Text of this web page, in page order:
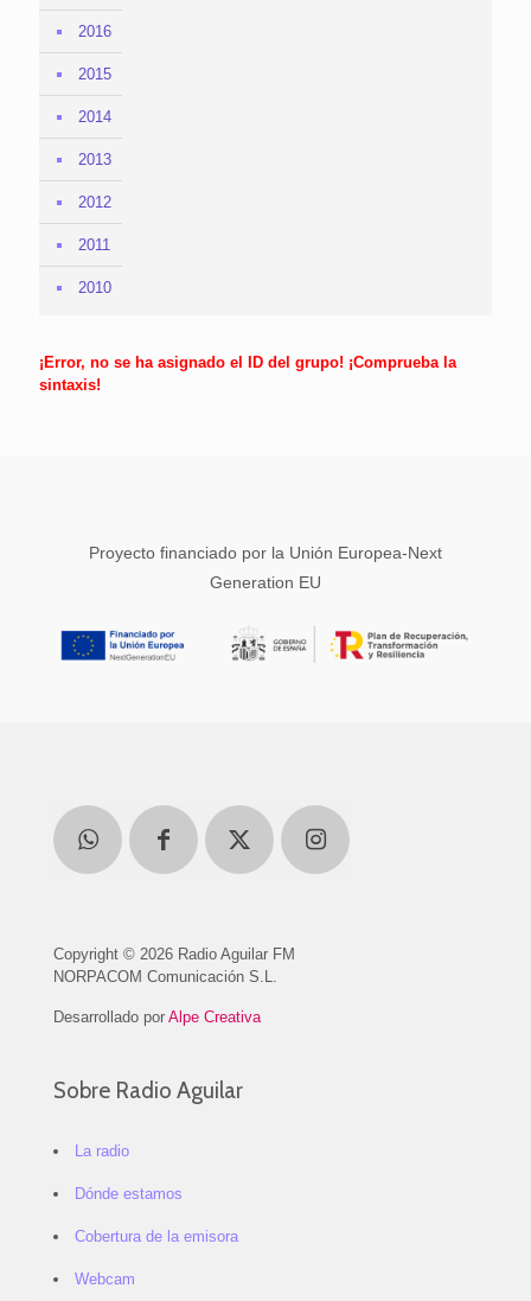
2016
2015
2014
2013
2012
2011
2010
¡Error, no se ha asignado el ID del grupo! ¡Comprueba la
sintaxis!
Proyecto financiado por la Unión Europea-Next
Generation EU
Copyright © 2026 Radio Aguilar FM
NORPACOM Comunicación S.L.
Desarrollado por Alpe Creativa
Sobre Radio Aguilar
La radio
Dónde estamos
Cobertura de la emisora
Webcam